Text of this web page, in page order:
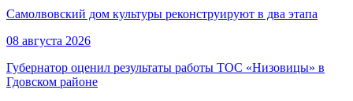
Самолвовский дом культуры реконструируют в два этапа
08 августа 2026
Губернатор оценил результаты работы ТОС «Низовицы» в
Гдовском районе